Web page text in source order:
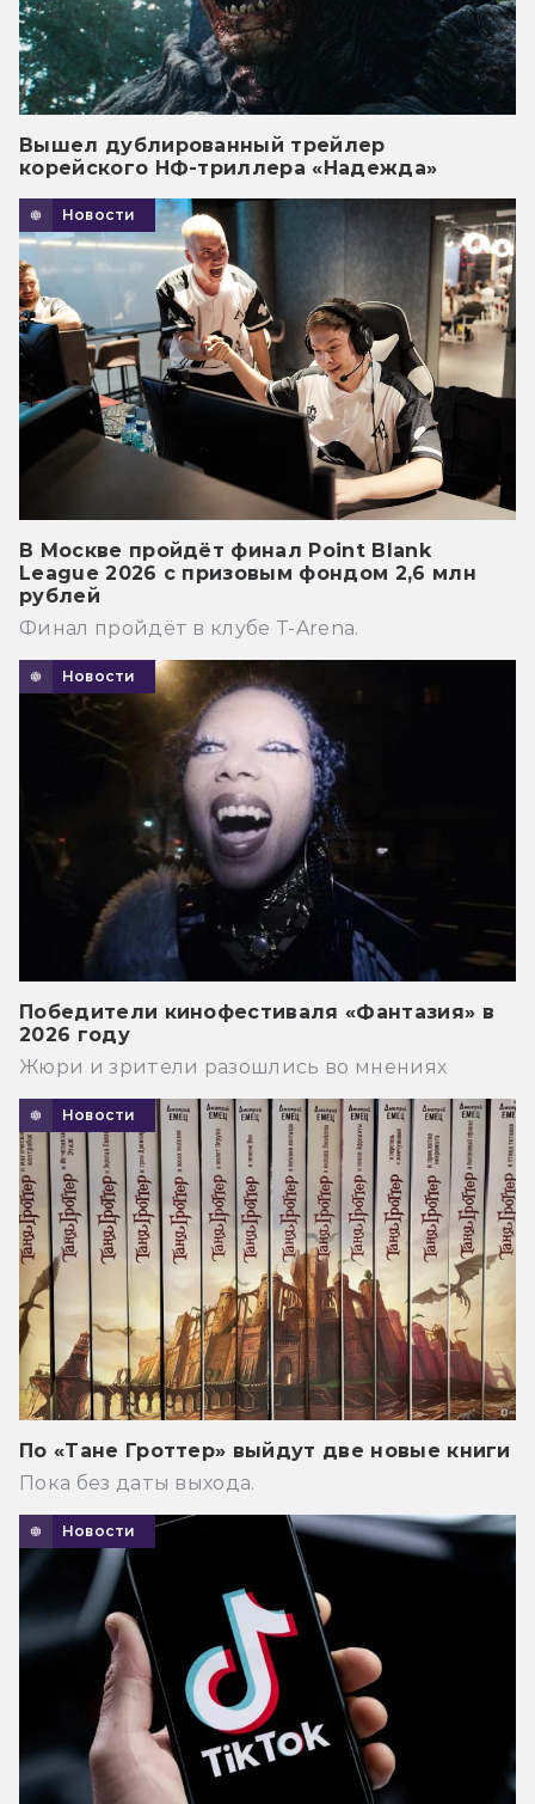
Вышел дублированный трейлер
корейского НФ-триллера «Надежда»
Новости
В Москве пройдёт финал Point Blank
League 2026 с призовым фондом 2,6 млн
рублей
Финал пройдёт в клубе T-Arena.
Новости
Победители кинофестиваля «Фантазия» в
2026 году
Жюри и зрители разошлись во мнениях
Новости
По «Тане Гроттер» выйдут две новые книги
Пока без даты выхода.
Новости